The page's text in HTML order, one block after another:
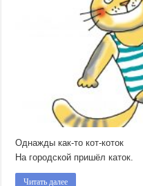
Однажды как-то кот-коток
На городской пришёл каток.
Читать далее